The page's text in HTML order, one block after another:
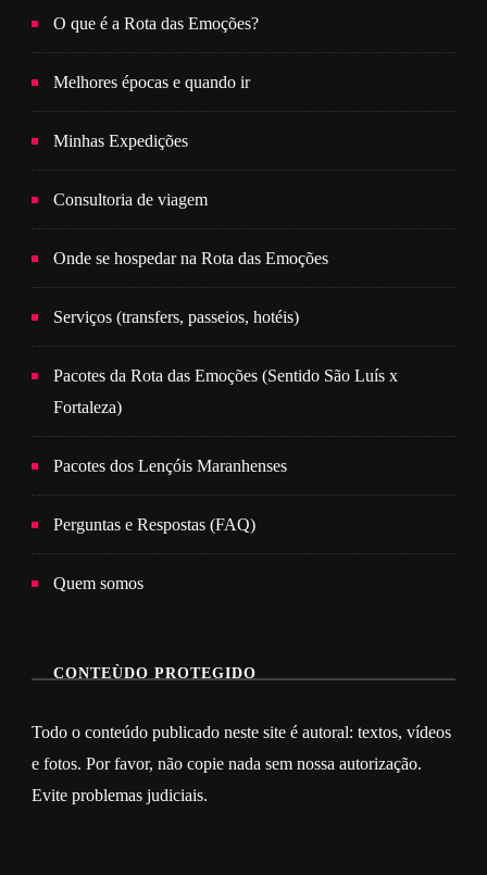
O que é a Rota das Emoções?
Melhores épocas e quando ir
Minhas Expedições
Consultoria de viagem
Onde se hospedar na Rota das Emoções
Serviços (transfers, passeios, hotéis)
Pacotes da Rota das Emoções (Sentido São Luís x
Fortaleza)
Pacotes dos Lençóis Maranhenses
Perguntas e Respostas (FAQ)
Quem somos
CONTEÙDO PROTEGIDO
Todo o conteúdo publicado neste site é autoral: textos, vídeos
e fotos. Por favor, não copie nada sem nossa autorização.
Evite problemas judiciais.